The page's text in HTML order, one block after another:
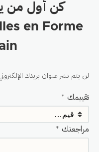
en Forme
لن يتم نشر عنوان بريدك
تقييمك *
مراجعتك *